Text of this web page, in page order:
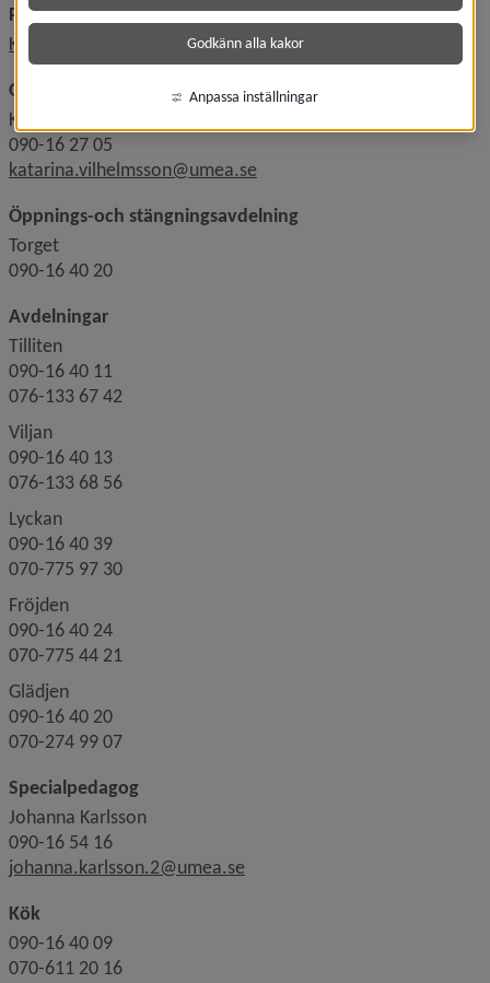
Placering, uppsägning av plats, inkomstuppgifter
Kontakta placeringsassistent
Områdeschef förskolor Nordöst
Katarina Stillesjö Vilhelmsson
090-16 27 05
katarina.vilhelmsson@umea.se
Öppnings-och stängningsavdelning
Torget
090-16 40 20
Avdelningar
Tilliten
090-16 40 11
076-133 67 42
Viljan
090-16 40 13
076-133 68 56
Lyckan
090-16 40 39
070-775 97 30
Fröjden
090-16 40 24
070-775 44 21
Glädjen
090-16 40 20
070-274 99 07
Specialpedagog
Johanna Karlsson
090-16 54 16
johanna.karlsson.2@umea.se
Kök
090-16 40 09
070-611 20 16
Godkänn alla kakor
Anpassa inställningar